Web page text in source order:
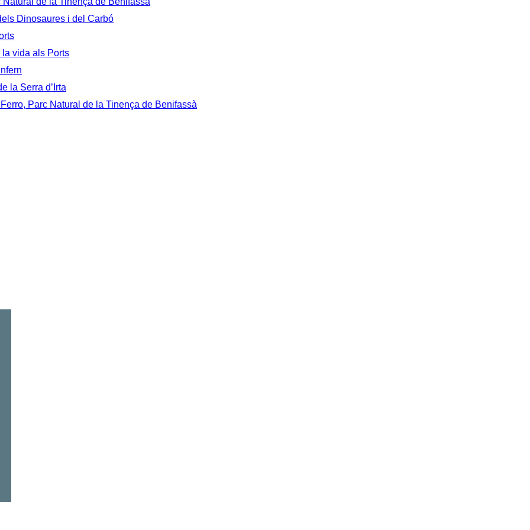
Dinosaures i del Carbó
vida als Ports
la Serra d’Irta
Parc Natural de la Tinença de Benifassà